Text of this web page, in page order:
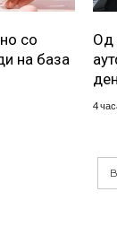
со
на база
Од
4